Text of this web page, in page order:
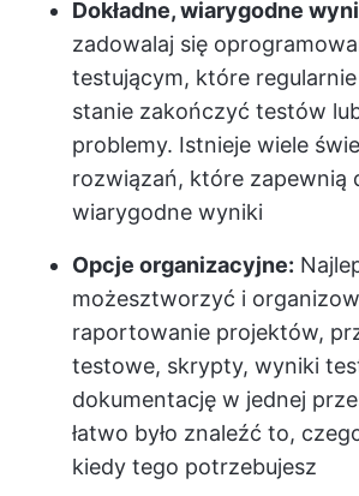
Dokładne, wiarygodne
zadowalaj się
testującym, które
stanie zakończyć testów
problemy. Istnieje wiele
rozwiązań, które zapewnią
wiarygodne wyniki
Opcje organizacyjne:
możesztworzyć i
raportowanie projektów,
testowe, skrypty, wyniki
dokumentację w jednej
łatwo było znaleźć to,
kiedy tego potrzebujesz